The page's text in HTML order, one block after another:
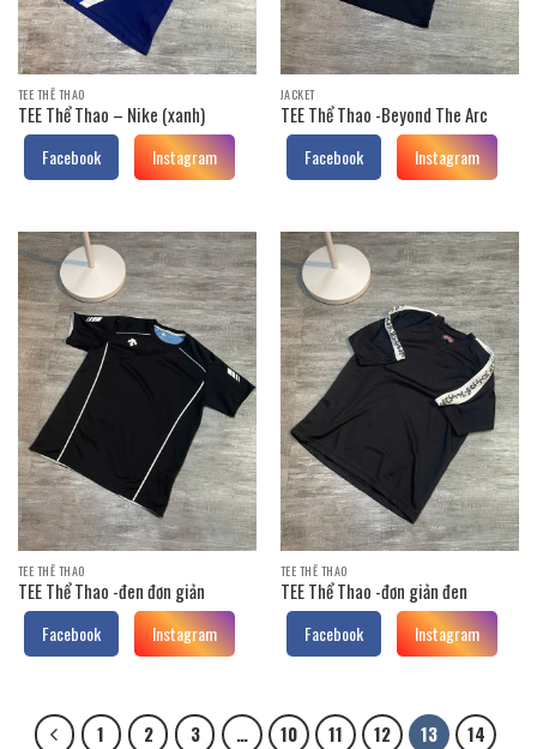
TEE THỂ THAO
TEE Thể Thao – Nike (xanh)
Facebook Instagram
JACKET
TEE Thể Thao -Beyond The Arc
Facebook Instagram
TEE THỂ THAO
TEE Thể Thao -đen đơn giản
Facebook Instagram
TEE THỂ THAO
TEE Thể Thao -đơn giản đen
Facebook Instagram
1 2 3 … 10 11 12 13
14